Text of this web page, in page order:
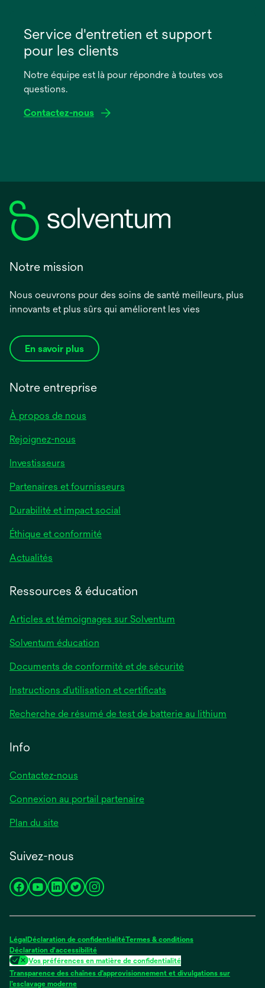
dans
nouvel
onglet
Service d'entretien et support
pour les clients
Notre équipe est là pour répondre à toutes vos
questions.
Contactez-nous
Notre mission
Nous oeuvrons pour des soins de santé meilleurs, plus
innovants et plus sûrs qui améliorent les vies
En savoir plus
Notre entreprise
À propos de nous
Rejoignez-nous
Investisseurs
Partenaires et fournisseurs
Durabilité et impact social
Éthique et conformité
Actualités
Ressources & éducation
Articles et témoignages sur Solventum
Solventum éducation
Documents de conformité et de sécurité
Instructions d’utilisation et certificats
Recherche de résumé de test de batterie au lithium
Info
Contactez-nous
Connexion au portail partenaire
Plan du site
Suivez-nous
s’ouvre
nouvel
onglet
s’ouvre
nouvel
onglet
s’ouvre
nouvel
onglet
s’ouvre
nouvel
onglet
s’ouvre
nouvel
onglet
Légal Déclaration de confidentialitéTermes & conditions
Déclaration d'accessibilité
Vos préférences en matière de confidentialité
Transparence des chaînes d’approvisionnement et divulgations sur
l’esclavage modernes’ouvre